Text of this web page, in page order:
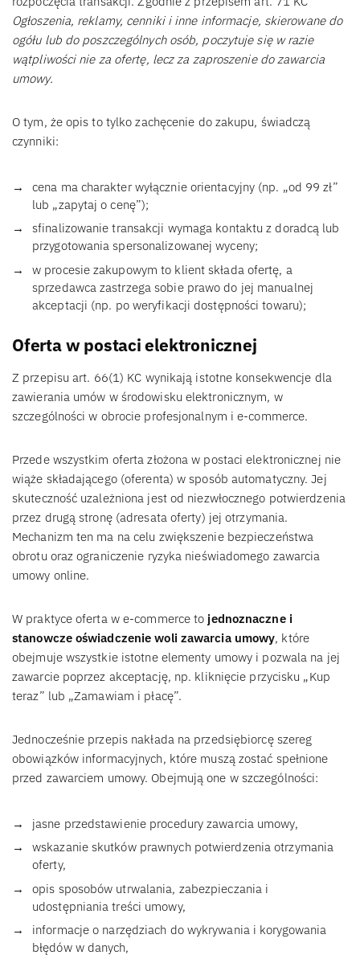
Ogłoszenia, reklamy, cenniki i inne informacje, skierowane do
ogółu lub do poszczególnych osób, poczytuje się w razie
wątpliwości nie za ofertę, lecz za zaproszenie do zawarcia
umowy.
O tym, że opis to tylko zachęcenie do zakupu, świadczą
czynniki:
cena ma charakter wyłącznie orientacyjny (np. „od 99 zł”
lub „zapytaj o cenę”);
sfinalizowanie transakcji wymaga kontaktu z doradcą lub
przygotowania spersonalizowanej wyceny;
w procesie zakupowym to klient składa ofertę, a
sprzedawca zastrzega sobie prawo do jej manualnej
akceptacji (np. po weryfikacji dostępności towaru);
Oferta w postaci elektronicznej
Z przepisu art. 66(1) KC wynikają istotne konsekwencje dla
zawierania umów w środowisku elektronicznym, w
szczególności w obrocie profesjonalnym i e-commerce.
Przede wszystkim oferta złożona w postaci elektronicznej nie
wiąże składającego (oferenta) w sposób automatyczny. Jej
skuteczność uzależniona jest od niezwłocznego potwierdzenia
przez drugą stronę (adresata oferty) jej otrzymania.
Mechanizm ten ma na celu zwiększenie bezpieczeństwa
obrotu oraz ograniczenie ryzyka nieświadomego zawarcia
umowy online.
W praktyce oferta w e-commerce to jednoznaczne i
stanowcze oświadczenie woli zawarcia umowy, które
obejmuje wszystkie istotne elementy umowy i pozwala na jej
zawarcie poprzez akceptację, np. kliknięcie przycisku „Kup
teraz” lub „Zamawiam i płacę”.
Jednocześnie przepis nakłada na przedsiębiorcę szereg
obowiązków informacyjnych, które muszą zostać spełnione
przed zawarciem umowy. Obejmują one w szczególności:
jasne przedstawienie procedury zawarcia umowy,
wskazanie skutków prawnych potwierdzenia otrzymania
oferty,
opis sposobów utrwalania, zabezpieczania i
udostępniania treści umowy,
informacje o narzędziach do wykrywania i korygowania
błędów w danych,